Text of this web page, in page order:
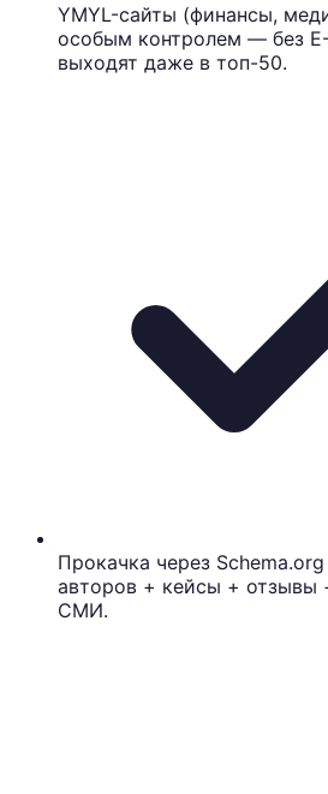
YMYL-сайты (финансы,
особым контролем — без
выходят даже в топ-50.
Прокачка через
авторов + кейсы + отзывы
СМИ.